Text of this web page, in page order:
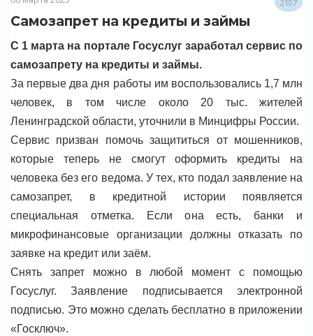
2107
Самозапрет на кредиты и займы
С 1 марта на портале Госуслуг заработал сервис по
самозапрету на кредиты и займы.
За первые два дня работы им воспользовались 1,7 млн
человек, в том числе около 20 тыс. жителей
Ленинградской области, уточнили в Минцифры России.
Сервис призван помочь защититься от мошенников,
которые теперь не смогут оформить кредиты на
человека без его ведома. У тех, кто подал заявление на
самозапрет, в кредитной истории появляется
специальная отметка. Если она есть, банки и
микрофинансовые организации должны отказать по
заявке на кредит или заём.
Снять запрет можно в любой момент с помощью
Госуслуг. Заявление подписывается электронной
подписью. Это можно сделать бесплатно в приложении
«Госключ».